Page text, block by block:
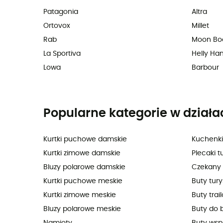
Patagonia
Ortovox
Rab
La Sportiva
Lowa
Altra
Millet
Moon
Helly
Barbour
Popularne kategorie w
Kurtki puchowe damskie
Kurtki zimowe damskie
Bluzy polarowe damskie
Kurtki puchowe meskie
Kurtki zimowe meskie
Bluzy polarowe meskie
Plecaki
Czekany
Buty
Buty
Buty do